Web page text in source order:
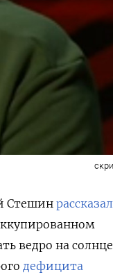
Стешин рассказал
ведро на
дефицита